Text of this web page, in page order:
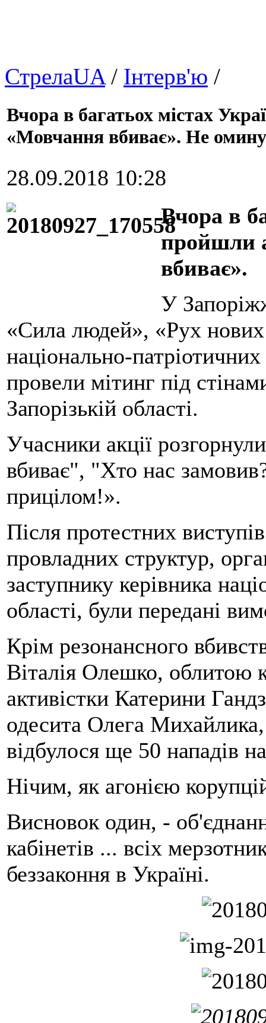
СтрелаUA/ Інтерв'ю /
Вчора в багатьох містах
«Мовчання вбиває». Не
28.09.2018 10:28
Вчора в
пройшли
вбиває».
У
«Сила людей», «Рух
національно-
провели мітинг під
Запорізькій області.
Учасники акції
вбиває", "Хто нас
прицілом!».
Після протестних
провладних структур,
заступнику керівника
області, були передані
Крім резонансного
Віталія Олешко, облитою
активістки Катерини
одесита Олега Михайлика,
відбулося ще 50 нападів
Нічим, як агонією
Висновок один, -
кабінетів ... всіх
беззаконня в Україні.